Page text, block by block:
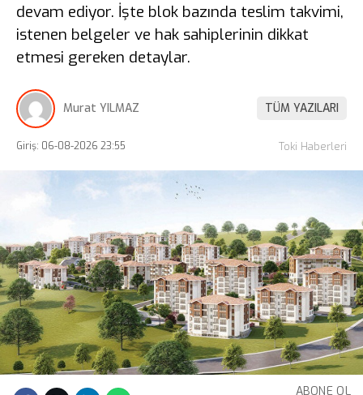
devam ediyor. İşte blok bazında teslim takvimi,
istenen belgeler ve hak sahiplerinin dikkat
etmesi gereken detaylar.
Murat YILMAZ TÜM YAZILARI
Giriş: 06-08-2026 23:55 Toki Haberleri
ABONE OL